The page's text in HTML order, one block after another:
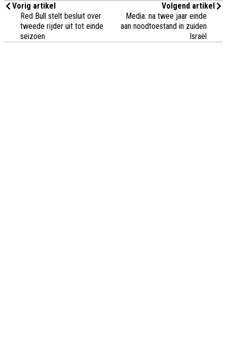
Vorig artikel
Red Bull stelt besluit over
tweede rijder uit tot einde
seizoen
Volgend artikel
Media: na twee jaar einde
aan noodtoestand in zuiden
Israël